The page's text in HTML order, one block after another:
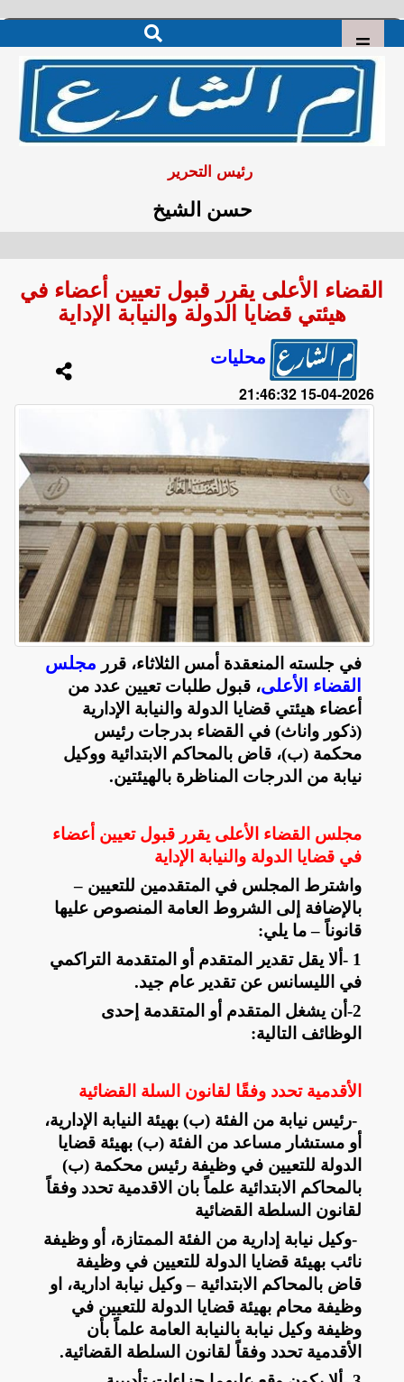
رئيس التحرير
حسن الشيخ
القضاء الأعلى يقرر قبول تعيين أعضاء في
هيئتي قضايا الدولة والنيابة الإداية
محليات
2026-04-15 21:46:32
في جلسته المنعقدة أمس الثلاثاء، قرر مجلس
القضاء الأعلى، قبول طلبات تعيين عدد من
أعضاء هيئتي قضايا الدولة والنيابة الإدارية
(ذكور واناث) في القضاء بدرجات رئيس
محكمة (ب)، قاض بالمحاكم الابتدائية ووكيل
نيابة من الدرجات المناظرة بالهيئتين.
مجلس القضاء الأعلى يقرر قبول تعيين أعضاء
في قضايا الدولة والنيابة الإداية
واشترط المجلس في المتقدمين للتعيين –
بالإضافة إلى الشروط العامة المنصوص عليها
قانوناً – ما يلي:
1
- ألا يقل تقدير المتقدم أو المتقدمة التراكمي
في الليسانس عن تقدير عام جيد.
2
- أن يشغل المتقدم أو المتقدمة إحدى
الوظائف التالية:
الأقدمية تحدد وفقًا لقانون السلة القضائية
-رئيس نيابة من الفئة (ب) بهيئة النيابة الإدارية،
أو مستشار مساعد من الفئة (ب) بهيئة قضايا
الدولة للتعيين في وظيفة رئيس محكمة (ب)
بالمحاكم الابتدائية علماً بان الاقدمية تحدد وفقاً
لقانون السلطة القضائية
-وكيل نيابة إدارية من الفئة الممتازة، أو وظيفة
نائب بهيئة قضايا الدولة للتعيين في وظيفة
قاض بالمحاكم الابتدائية – وكيل نيابة ادارية، او
وظيفة محام بهيئة قضايا الدولة للتعيين في
وظيفة وكيل نيابة بالنيابة العامة علماً بأن
الأقدمية تحدد وفقاً لقانون السلطة القضائية.